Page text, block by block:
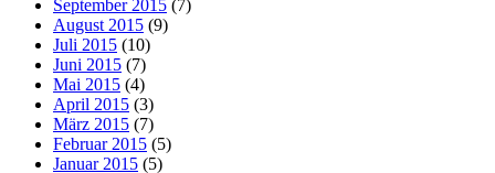
September 2015 (7)
August 2015 (9)
Juli 2015 (10)
Juni 2015 (7)
Mai 2015 (4)
April 2015 (3)
März 2015 (7)
Februar 2015 (5)
Januar 2015 (5)